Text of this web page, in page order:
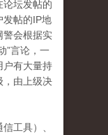
论坛发帖的
发帖的IP地
警会根据实
”言论，一
户有大量持
，由上级决
工具）、